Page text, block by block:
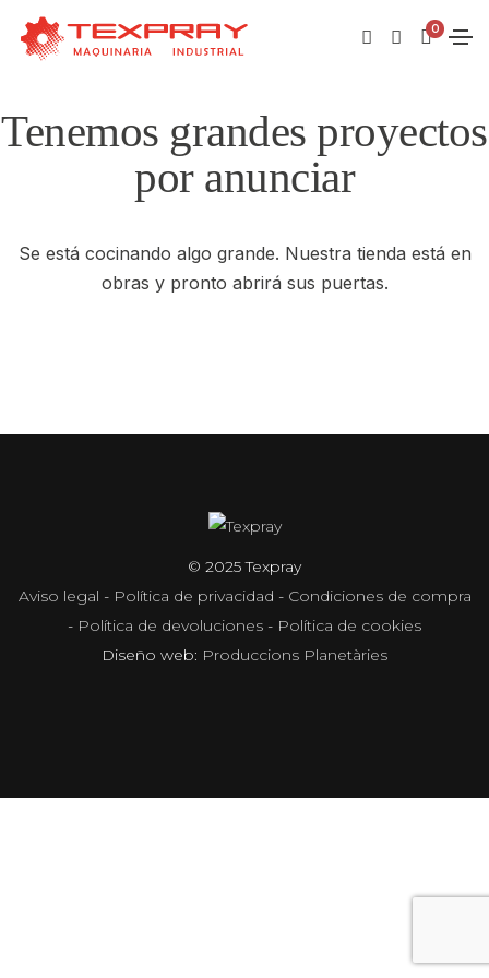
0
Tenemos grandes proyectos
por anunciar
Se está cocinando algo grande. Nuestra tienda está en
obras y pronto abrirá sus puertas.
© 2025 Texpray
Aviso legal - Política de privacidad - Condiciones de compra
- Política de devoluciones - Política de cookies
Diseño web: Produccions Planetàries